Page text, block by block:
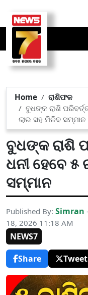
Home
ରାଶିଫଳ
ବୁଧଙ୍କ ରାଶି
ଲାଭ ସହ ମିଳିବ ସମ୍ମାନ
ବୁଧଙ୍କ ରାଶି
ଧନୀ ହେବେ ୫
ସମ୍ମାନ
Published By: Simran
18, 2026 11:18 AM
NEWS7
Share
Tweet